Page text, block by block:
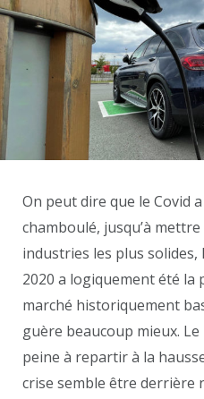
On peut dire que le Covid
chamboulé, jusqu’à mettre
industries les plus solides,
2020 a logiquement été la
marché historiquement
guère beaucoup mieux.
peine à repartir à la
crise semble être derrière